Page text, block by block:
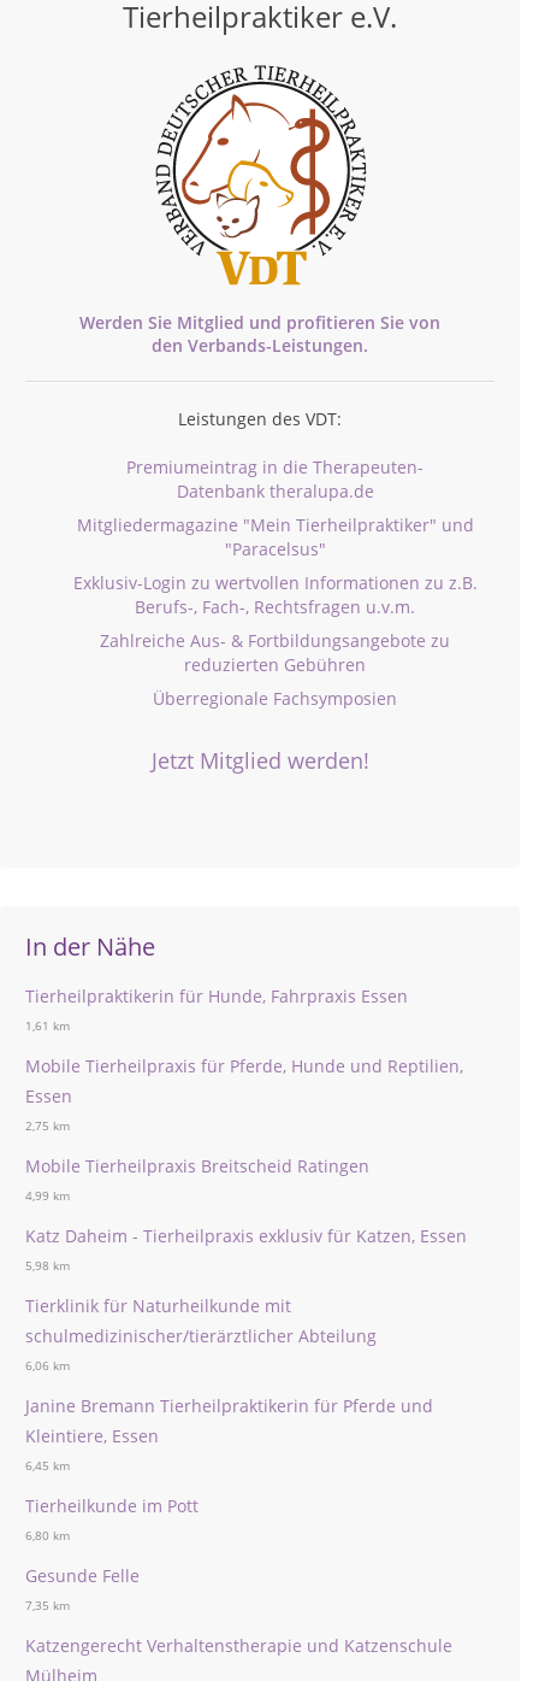
Tierheilpraktiker e.V.
Werden Sie Mitglied und profitieren Sie von
den Verbands-Leistungen.
Leistungen des VDT:
Premiumeintrag in die Therapeuten-
Datenbank theralupa.de
Mitgliedermagazine "Mein Tierheilpraktiker" und
"Paracelsus"
Exklusiv-Login zu wertvollen Informationen zu z.B.
Berufs-, Fach-, Rechtsfragen u.v.m.
Zahlreiche Aus- & Fortbildungsangebote zu
reduzierten Gebühren
Überregionale Fachsymposien
Jetzt Mitglied werden!
In der Nähe
Tierheilpraktikerin für Hunde, Fahrpraxis Essen
1,61 km
Mobile Tierheilpraxis für Pferde, Hunde und Reptilien,
Essen
2,75 km
Mobile Tierheilpraxis Breitscheid Ratingen
4,99 km
Katz Daheim - Tierheilpraxis exklusiv für Katzen, Essen
5,98 km
Tierklinik für Naturheilkunde mit
schulmedizinischer/tierärztlicher Abteilung
6,06 km
Janine Bremann Tierheilpraktikerin für Pferde und
Kleintiere, Essen
6,45 km
Tierheilkunde im Pott
6,80 km
Gesunde Felle
7,35 km
Katzengerecht Verhaltenstherapie und Katzenschule
Mülheim